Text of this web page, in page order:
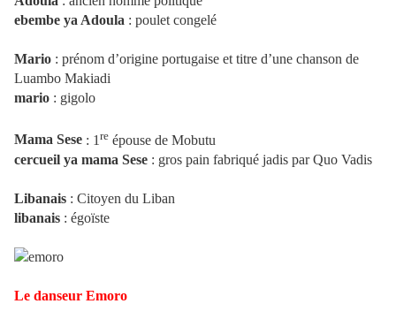
ebembe ya Adoula : poulet congelé
Mario : prénom d’origine portugaise et titre d’une chanson de
Luambo Makiadi
mario : gigolo
Mama Sese : 1 re épouse de Mobutu
cercueil ya mama Sese : gros pain fabriqué jadis par Quo Vadis
Libanais : Citoyen du Liban
libanais : égoïste
Le danseur Emoro